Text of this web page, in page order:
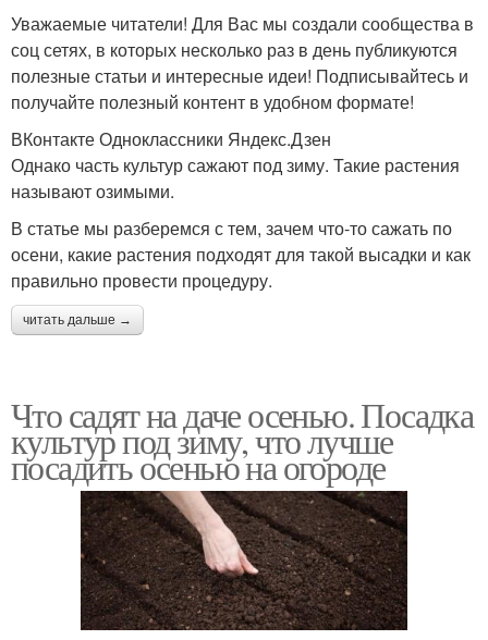
Уважаемые читатели! Для Вас мы создали сообщества в
соц сетях, в которых несколько раз в день публикуются
полезные статьи и интересные идеи! Подписывайтесь и
получайте полезный контент в удобном формате!
ВКонтакте Одноклассники Яндекс.Дзен
Однако часть культур сажают под зиму. Такие растения
называют озимыми.
В статье мы разберемся с тем, зачем что-то сажать по
осени, какие растения подходят для такой высадки и как
правильно провести процедуру.
читать дальше →
Что садят на даче осенью. Посадка
культур под зиму, что лучше
посадить осенью на огороде